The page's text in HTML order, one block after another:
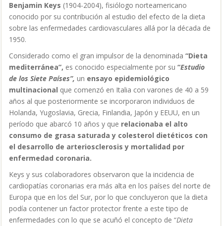
Benjamin Keys (1904-2004), fisiólogo norteamericano
conocido por su contribución al estudio del efecto de la dieta
sobre las enfermedades cardiovasculares allá por la década de
1950.
Considerado como el gran impulsor de la denominada “Dieta
mediterránea”, es conocido especialmente por su “Estudio
de los Siete Países”, un ensayo epidemiológico
multinacional que comenzó en Italia con varones de 40 a 59
años al que posteriormente se incorporaron individuos de
Holanda, Yugoslavia, Grecia, Finlandia, Japón y EEUU, en un
período que abarcó 10 años y que relacionaba el alto
consumo de grasa saturada y colesterol dietéticos con
el desarrollo de arteriosclerosis y mortalidad por
enfermedad coronaria.
Keys y sus colaboradores observaron que la incidencia de
cardiopatías coronarias era más alta en los países del norte de
Europa que en los del Sur, por lo que concluyeron que la dieta
podía contener un factor protector frente a este tipo de
enfermedades con lo que se acuñó el concepto de “Dieta